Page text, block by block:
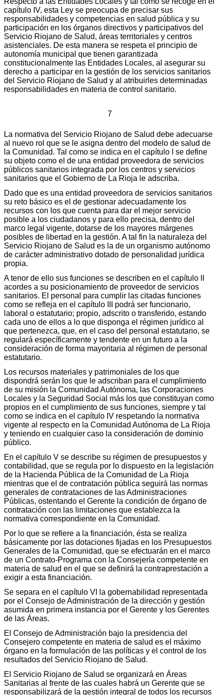
capítulo IV, esta Ley se preocupa de precisar sus
responsabilidades y competencias en salud pública y su
participación en los órganos directivos y participativos del
Servicio Riojano de Salud, áreas territoriales y centros
asistenciales. De esta manera se respeta el principio de
autonomía municipal que tienen garantizada
constitucionalmente las Entidades Locales, al asegurar su
derecho a participar en la gestión de los servicios sanitarios
del Servicio Riojano de Salud y al atribuirles determinadas
responsabilidades en materia de control sanitario.
7
La normativa del Servicio Riojano de Salud debe adecuarse
al nuevo rol que se le asigna dentro del modelo de salud de
la Comunidad. Tal como se indica en el capítulo I se define
su objeto como el de una entidad proveedora de servicios
públicos sanitarios integrada por los centros y servicios
sanitarios que el Gobierno de La Rioja le adscriba.
Dado que es una entidad proveedora de servicios sanitarios
su reto básico es el de gestionar adecuadamente los
recursos con los que cuenta para dar el mejor servicio
posible a los ciudadanos y para ello precisa, dentro del
marco legal vigente, dotarse de los mayores márgenes
posibles de libertad en la gestión. A tal fin la naturaleza del
Servicio Riojano de Salud es la de un organismo autónomo
de carácter administrativo dotado de personalidad jurídica
propia.
A tenor de ello sus funciones se describen en el capítulo II
acordes a su posicionamiento de proveedor de servicios
sanitarios. El personal para cumplir las citadas funciones
como se refleja en el capítulo III podrá ser funcionario,
laboral o estatutario; propio, adscrito o transferido, estando
cada uno de ellos a lo que disponga el régimen jurídico al
que pertenezca, que, en el caso del personal estatutario, se
regulará específicamente y tendente en un futuro a la
consideración de forma mayoritaria al régimen de personal
estatutario.
Los recursos materiales y patrimoniales de los que
dispondrá serán los que le adscriban para el cumplimiento
de su misión la Comunidad Autónoma, las Corporaciones
Locales y la Seguridad Social más los que constituyan como
propios en el cumplimiento de sus funciones, siempre y tal
como se indica en el capítulo IV respetando la normativa
vigente al respecto en la Comunidad Autónoma de La Rioja
y teniendo en cualquier caso la consideración de dominio
público.
En el capítulo V se describe su régimen de presupuestos y
contabilidad, que se regula por lo dispuesto en la legislación
de la Hacienda Pública de la Comunidad de La Rioja
mientras que el de contratación pública seguirá las normas
generales de contrataciones de las Administraciones
Públicas, ostentando el Gerente la condición de órgano de
contratación con las limitaciones que establezca la
normativa correspondiente en la Comunidad.
Por lo que se refiere a la financiación, ésta se realiza
básicamente por las dotaciones fijadas en los Presupuestos
Generales de la Comunidad, que se efectuarán en el marco
de un Contrato-Programa con la Consejería competente en
materia de salud en el que se definirá la contraprestación a
exigir a esta financiación.
Se separa en el capítulo VI la gobernabilidad representada
por el Consejo de Administración de la dirección y gestión
asumida en primera instancia por el Gerente y los Gerentes
de las Áreas.
El Consejo de Administración bajo la presidencia del
Consejero competente en materia de salud es el máximo
órgano en la formulación de las políticas y el control de los
resultados del Servicio Riojano de Salud.
El Servicio Riojano de Salud se organizará en Áreas
Sanitarias al frente de las cuales habrá un Gerente que se
responsabilizará de la gestión integral de todos los recursos